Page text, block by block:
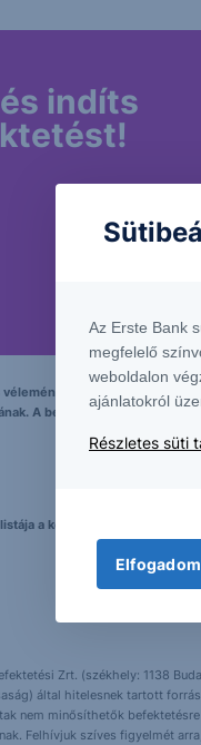
indíts
tükrözik és nem
A bejegyzés tartalma
a következő helyen
Zrt. (székhely: 1138
által hitelesnek tartott
nem minősíthetők
Felhívjuk szíves figyelmét
Az Erste Bank
megfelelő
weboldalon
ajánlatokról
Részletes süti